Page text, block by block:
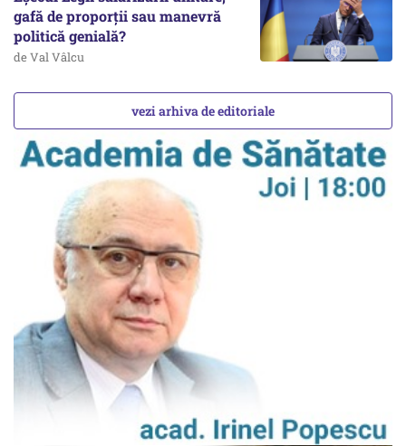
gafă de proporții sau manevră
politică genială?
de Val Vâlcu
vezi arhiva de editoriale